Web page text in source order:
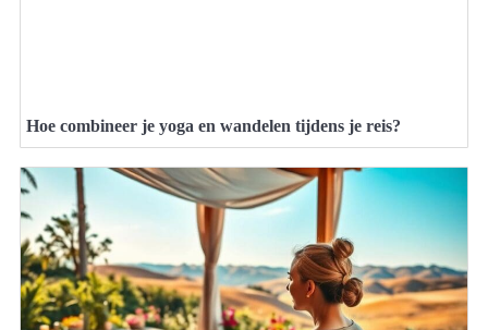
Hoe combineer je yoga en wandelen tijdens je reis?